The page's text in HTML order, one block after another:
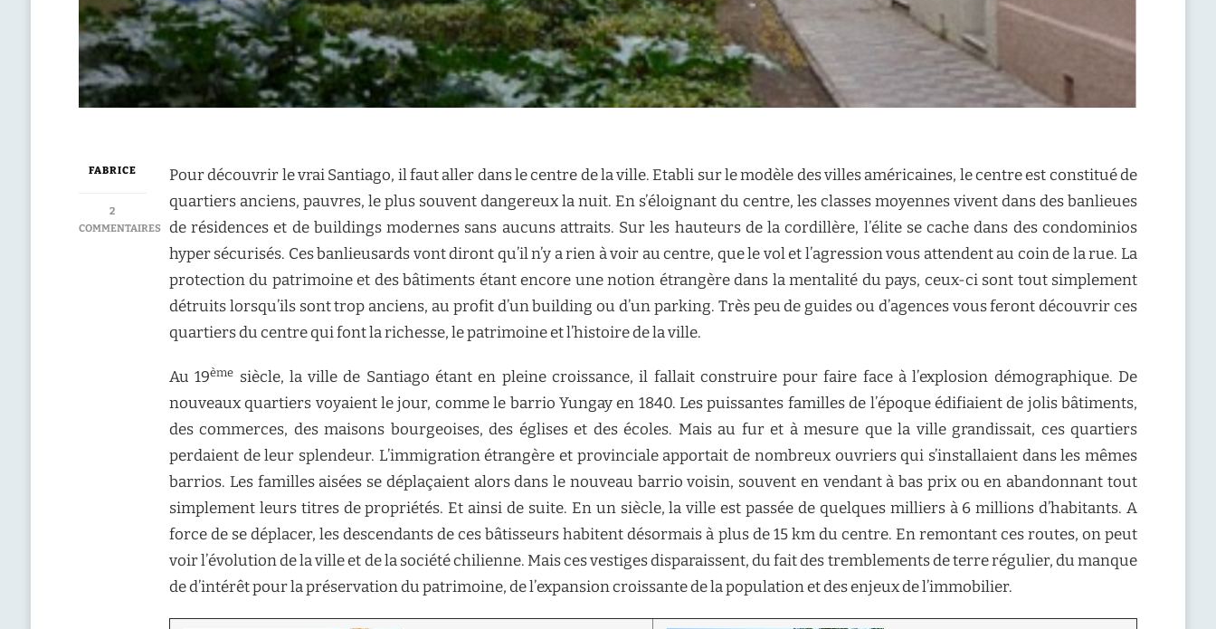
FABRICE
2
COMMENTAIRES
Pour découvrir le vrai Santiago, il faut aller dans le centre de la ville. Etabli sur le modèle des villes américaines, le centre est constitué de
quartiers anciens, pauvres, le plus souvent dangereux la nuit. En s’éloignant du centre, les classes moyennes vivent dans des banlieues
de résidences et de buildings modernes sans aucuns attraits. Sur les hauteurs de la cordillère, l’élite se cache dans des condominios
hyper sécurisés. Ces banlieusards vont diront qu’il n’y a rien à voir au centre, que le vol et l’agression vous attendent au coin de la rue. La
protection du patrimoine et des bâtiments étant encore une notion étrangère dans la mentalité du pays, ceux-ci sont tout simplement
détruits lorsqu’ils sont trop anciens, au profit d’un building ou d’un parking. Très peu de guides ou d’agences vous feront découvrir ces
quartiers du centre qui font la richesse, le patrimoine et l’histoire de la ville.
Au 19ème siècle, la ville de Santiago étant en pleine croissance, il fallait construire pour faire face à l’explosion démographique. De
nouveaux quartiers voyaient le jour, comme le barrio Yungay en 1840. Les puissantes familles de l’époque édifiaient de jolis bâtiments,
des commerces, des maisons bourgeoises, des églises et des écoles. Mais au fur et à mesure que la ville grandissait, ces quartiers
perdaient de leur splendeur. L’immigration étrangère et provinciale apportait de nombreux ouvriers qui s’installaient dans les mêmes
barrios. Les familles aisées se déplaçaient alors dans le nouveau barrio voisin, souvent en vendant à bas prix ou en abandonnant tout
simplement leurs titres de propriétés. Et ainsi de suite. En un siècle, la ville est passée de quelques milliers à 6 millions d’habitants. A
force de se déplacer, les descendants de ces bâtisseurs habitent désormais à plus de 15 km du centre. En remontant ces routes, on peut
voir l’évolution de la ville et de la société chilienne. Mais ces vestiges disparaissent, du fait des tremblements de terre régulier, du manque
de d’intérêt pour la préservation du patrimoine, de l’expansion croissante de la population et des enjeux de l’immobilier.